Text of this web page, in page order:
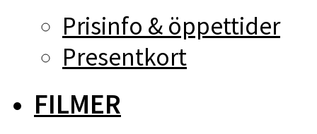
Prisinfo & öppettider
Presentkort
FILMER